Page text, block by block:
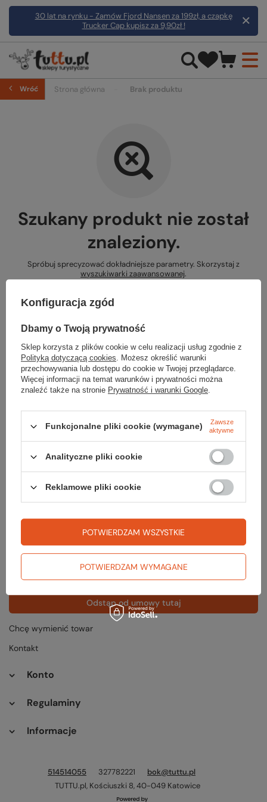
30 lat na rynku - Zamów Fjord Nansen za 199zł, a czapkę
Trucker Cap kupisz za 9,90zł !
Wróć Strona główna Brak produktu
Szukany produkt nie został
znaleziony.
Spróbuj sprecyzować dokładniejsze parametry. Skorzystaj z
wyszukiwarki zaawansowanej.
Szukasz produktu, którego nie mamy w
ofercie?
naszym sklepie, możesz skorzystać ze specjalnego formularza i
przesłać nam opis szukanego przedmiotu. Aby móc to zrobić musisz
zalogowany.
Śledzenie przesyłki
Chcę zareklamować produkt
Odstąp od umowy tutaj
Chcę wymienić towar
Kontakt
Konto
Regulaminy
Informacje
514514055 327782221
bok@tuttu.pl
TUTTU.pl, Kościuszki 8,40-049 Katowice
Konfiguracja zgód
Dbamy o Twoją prywatność
Sklep korzysta z plików cookie w celu realizacji usług zgodnie z
Polityką dotyczącą cookies. Możesz określić warunki
przechowywania lub dostępu do cookie w Twojej przeglądarce.
Więcej informacji na temat warunków i prywatności można
znaleźć także na stronie Prywatność i warunki Google.
Funkcjonalne pliki cookie (wymagane)
Zawsze
aktywne
Analityczne pliki cookie
Reklamowe pliki cookie
POTWIERDZAM WYMAGANE
POTWIERDZAM WSZYSTKIE